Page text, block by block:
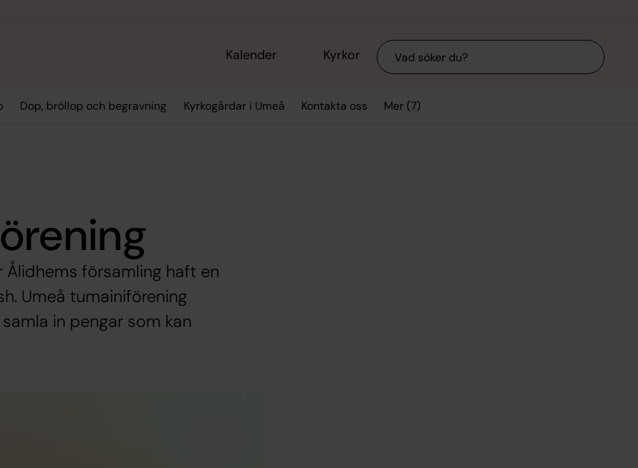
Kalender Kyrkor Sök
Dop, bröllop och begravning Kyrkogårdar i Umeå Kontakta oss Mer (7)
Ålidhems församling haft en
Umeå tumainiförening
in pengar som kan